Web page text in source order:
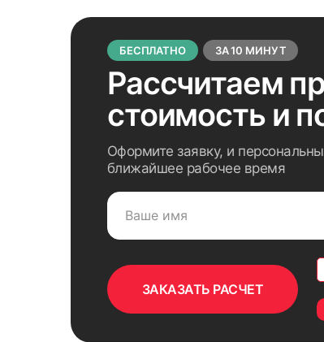
БЕСПЛАТНО ЗА 10 МИНУТ
Рассчитаем
стоимость и
Оформите заявку, и
ближайшее рабочее время